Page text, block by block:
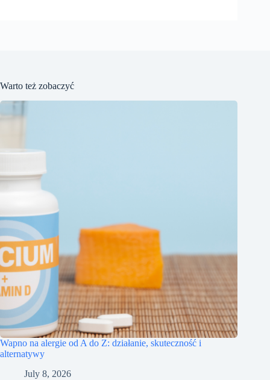
Warto też zobaczyć
Wapno na alergie od A do Z: działanie, skuteczność i
alternatywy
July 8, 2026